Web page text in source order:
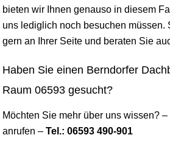
bieten wir Ihnen genauso in diesem
uns lediglich noch besuchen
gern an Ihrer Seite und beraten Sie
Haben Sie einen Berndorfer
Raum 06593 gesucht?
Möchten Sie mehr über uns wissen?
anrufen – Tel.: 06593 490-901